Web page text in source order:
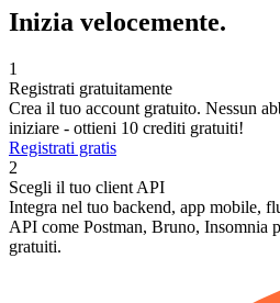
Inizia velocemente.
1
Registrati gratuitamente
Crea il tuo account gratuito. Nessun
iniziare - ottieni 10 crediti gratuiti!
Registrati gratis
2
Scegli il tuo client API
Integra nel tuo backend, app mobile,
API come Postman, Bruno, Insomnia
gratuiti.